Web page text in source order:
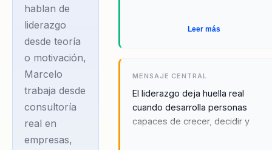
y colaborar con
mayor autonomía.
Especialista
internacional en
liderazgo servicial,
consultor
hablan de
liderazgo
desde teoría
o motivación,
Marcelo
trabaja desde
consultoría
real en
empresas,
Leer más
MENSAJE CENTRAL
El liderazgo deja huella real
cuando desarrolla personas
capaces de crecer, decidir y